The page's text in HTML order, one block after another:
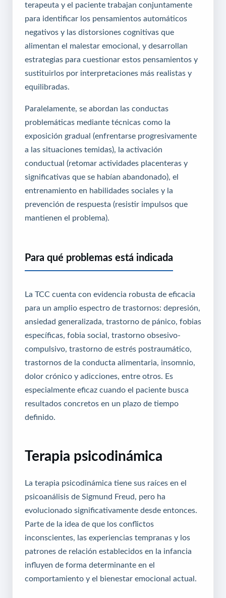
terapeuta y el paciente trabajan conjuntamente
para identificar los pensamientos automáticos
negativos y las distorsiones cognitivas que
alimentan el malestar emocional, y desarrollan
estrategias para cuestionar estos pensamientos y
sustituirlos por interpretaciones más realistas y
equilibradas.
Paralelamente, se abordan las conductas
problemáticas mediante técnicas como la
exposición gradual (enfrentarse progresivamente
a las situaciones temidas), la activación
conductual (retomar actividades placenteras y
significativas que se habían abandonado), el
entrenamiento en habilidades sociales y la
prevención de respuesta (resistir impulsos que
mantienen el problema).
Para qué problemas está indicada
La TCC cuenta con evidencia robusta de eficacia
para un amplio espectro de trastornos: depresión,
ansiedad generalizada, trastorno de pánico, fobias
específicas, fobia social, trastorno obsesivo-
compulsivo, trastorno de estrés postraumático,
trastornos de la conducta alimentaria, insomnio,
dolor crónico y adicciones, entre otros. Es
especialmente eficaz cuando el paciente busca
resultados concretos en un plazo de tiempo
definido.
Terapia psicodinámica
La terapia psicodinámica tiene sus raíces en el
psicoanálisis de Sigmund Freud, pero ha
evolucionado significativamente desde entonces.
Parte de la idea de que los conflictos
inconscientes, las experiencias tempranas y los
patrones de relación establecidos en la infancia
influyen de forma determinante en el
comportamiento y el bienestar emocional actual.